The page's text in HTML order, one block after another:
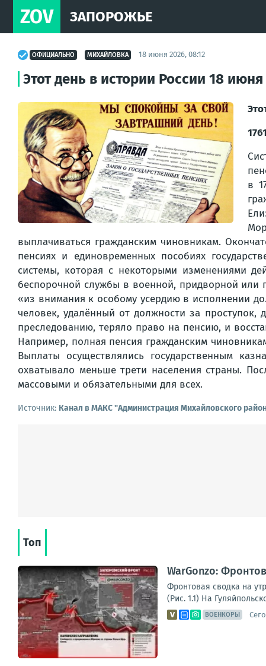
ZOV ЗАПОРОЖЬЕ
ОФИЦИАЛЬНО МИХАЙЛОВКА 18 июня 2026, 08:12
Этот день в истории России 18 июня
1761
в
выплачиваться гражданским чиновникам.
пенсиях и единовременных пособиях
системы, которая с некоторыми изменениями
беспорочной службы в военной, придворной или
«из внимания к особому усердию в исполнении
человек, удалённый от должности за
преследованию, теряло право на пенсию, и
Например, полная пенсия гражданским
Выплаты осуществлялись государственным
охватывало меньше трети населения страны.
массовыми и обязательными для всех.
Источник: Канал в МАКС "Администрация Михайловского
Топ
WarGonzo:
Фронтовая сводка на
(Рис. 1.1) На
ВОЕНКОРЫ